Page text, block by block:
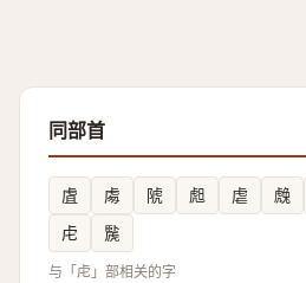
同部首
虘 䖏 䖎 䖑 虐 䖘
虍
䖙
与「虍」部相关的字